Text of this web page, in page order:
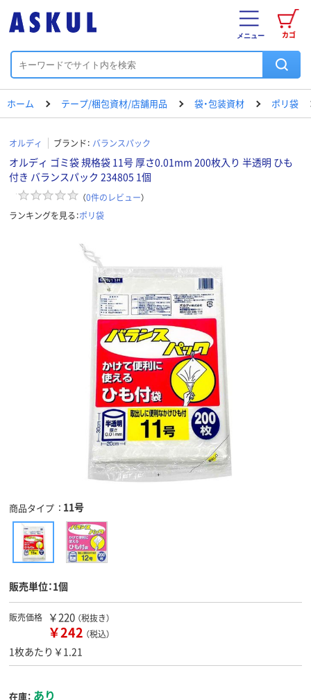
カゴ
メニュー
ホーム テープ/梱包資材/店舗用品 袋・包装資材 ポリ袋
オルディ ブランド： バランスパック
オルディ ゴミ袋 規格袋 11号 厚さ0.01mm 200枚入り 半透明 ひも
付き バランスパック 234805 1個
（0件のレビュー）
ランキングを見る：ポリ袋
商品タイプ 11号
販売単位：1個
販売価格 ￥220 （税抜き）
￥242 （税込）
1枚あたり￥1.21
在庫： あり